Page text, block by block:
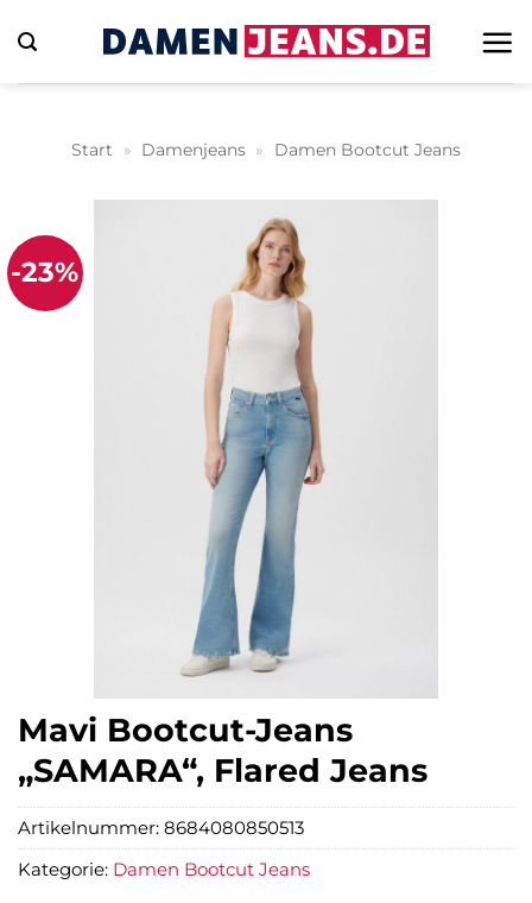
Inhalt
springen
Start » Damenjeans » Damen Bootcut Jeans
-23%
Mavi Bootcut-Jeans
„SAMARA“, Flared Jeans
Artikelnummer: 8684080850513
Kategorie: Damen Bootcut Jeans